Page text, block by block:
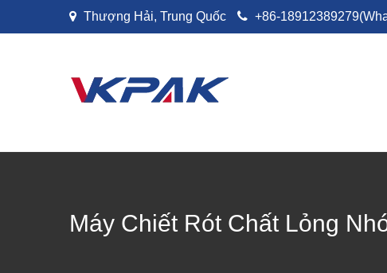
Bỏ qua nội dung
Thượng Hải, Trung Quốc +86-
Máy Chiết Rót Chất Lỏng